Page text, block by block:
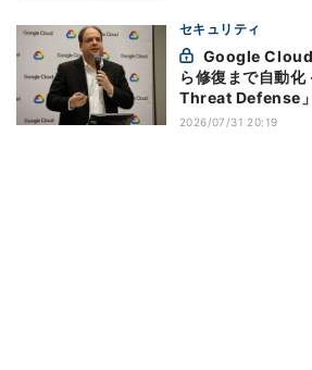
セキュリティ
ら修復まで自動
Threat Defense
防御戦略
2026/07/31 20:19